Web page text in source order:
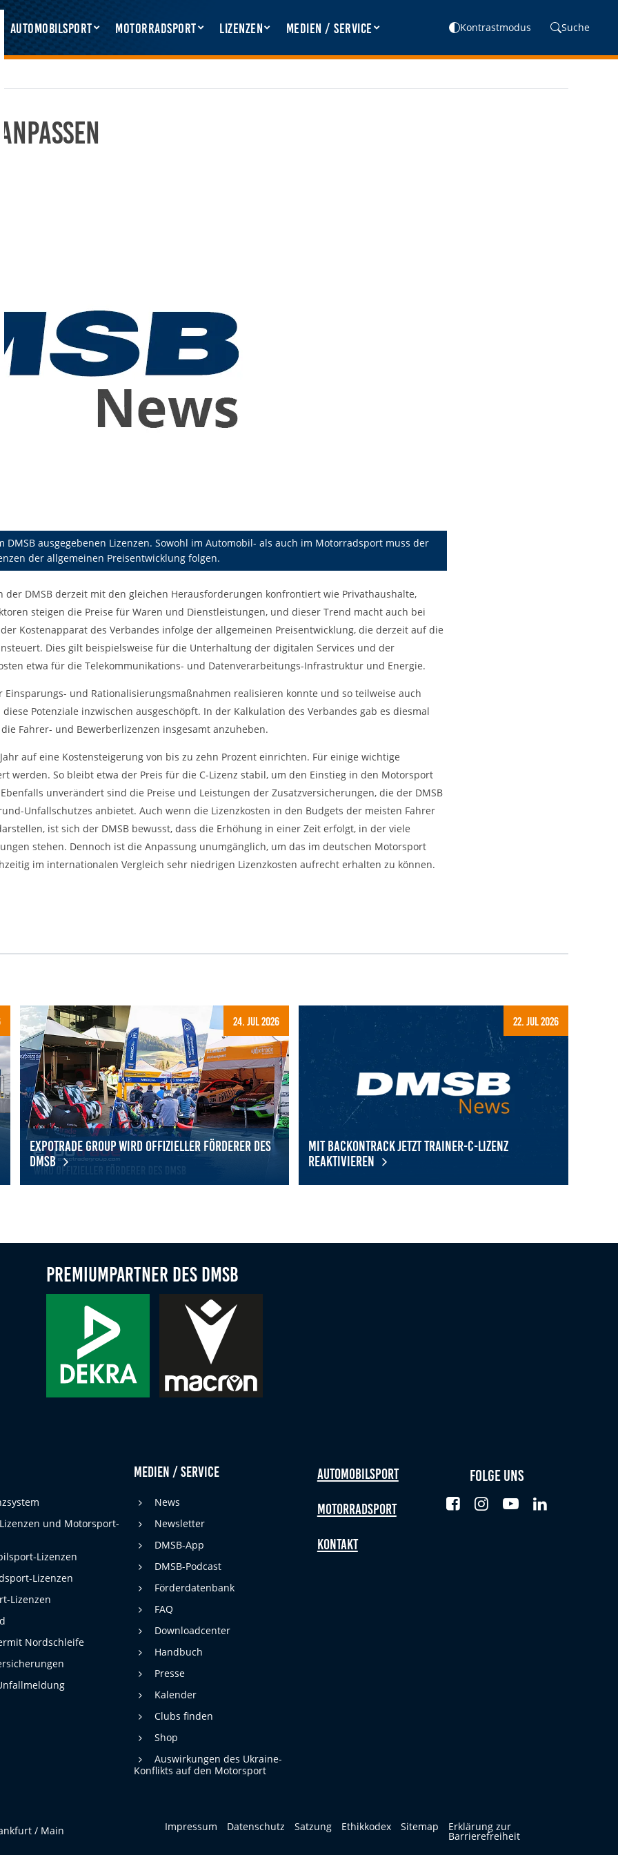
Automobilsport Motorradsport Lizenzen Medien / Service Kontrastmodus Suche
DMSB ausgegebenen Lizenzen. Sowohl im Automobil- als auch im Motorradsport muss der
der allgemeinen Preisentwicklung folgen.
DMSB derzeit mit den gleichen Herausforderungen konfrontiert wie Privathaushalte,
steigen die Preise für Waren und Dienstleistungen, und dieser Trend macht auch bei
Kostenapparat des Verbandes infolge der allgemeinen Preisentwicklung, die derzeit auf die
Dies gilt beispielsweise für die Unterhaltung der digitalen Services und der
etwa für die Telekommunikations- und Datenverarbeitungs-Infrastruktur und Energie.
und Rationalisierungsmaßnahmen realisieren konnte und so teilweise auch
Potenziale inzwischen ausgeschöpft. In der Kalkulation des Verbandes gab es diesmal
Fahrer- und Bewerberlizenzen insgesamt anzuheben.
auf eine Kostensteigerung von bis zu zehn Prozent einrichten. Für einige wichtige
werden. So bleibt etwa der Preis für die C-Lizenz stabil, um den Einstieg in den Motorsport
unverändert sind die Preise und Leistungen der Zusatzversicherungen, die der DMSB
Unfallschutzes anbietet. Auch wenn die Lizenzkosten in den Budgets der meisten Fahrer
ist sich der DMSB bewusst, dass die Erhöhung in einer Zeit erfolgt, in der viele
stehen. Dennoch ist die Anpassung unumgänglich, um das im deutschen Motorsport
im internationalen Vergleich sehr niedrigen Lizenzkosten aufrecht erhalten zu können.
24. Jul 2026
Expotrade Group wird offizieller Förderer des
DMSB
22. Jul 2026
Mit BackOnTrack jetzt Trainer-C-Lizenz
reaktivieren
Premiumpartner des DMSB
und Motorsport-
Lizenzen
Lizenzen
Lizenzen
Nordschleife
Medien / Service
News
Newsletter
DMSB-App
DMSB-Podcast
Förderdatenbank
FAQ
Downloadcenter
Handbuch
Presse
Kalender
Clubs finden
Shop
Auswirkungen des Ukraine-
Konflikts auf den Motorsport
Automobilsport
Motorradsport
Kontakt
Folge uns
/ Main Impressum Datenschutz Satzung Ethikkodex Sitemap Erklärung zur
Barrierefreiheit